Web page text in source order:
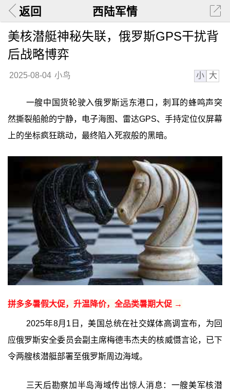
返回 西陆军情
美核潜艇神秘失联，俄罗斯GPS干扰背
后战略博弈
2025-08-04 小鸟 小 大
一艘中国货轮驶入俄罗斯远东港口，刺耳的蜂鸣声突
然撕裂船舱的宁静，电子海图、雷达GPS、手持定位仪屏幕
上的坐标疯狂跳动，最终陷入死寂般的黑暗。
拼多多暑假大促，升温降价，全品类暑期大促 →
2025年8月1日，美国总统在社交媒体高调宣布，为回
应俄罗斯安全委员会副主席梅德韦杰夫的核威慑言论，已下
令两艘核潜艇部署至俄罗斯周边海域。
三天后勘察加半岛海域传出惊人消息：一艘美军核潜